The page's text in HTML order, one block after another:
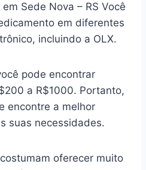
Sede Nova – RS Você
em diferentes
incluindo a OLX.
pode encontrar
a R$1000. Portanto,
encontre a melhor
suas necessidades.
oferecer muito